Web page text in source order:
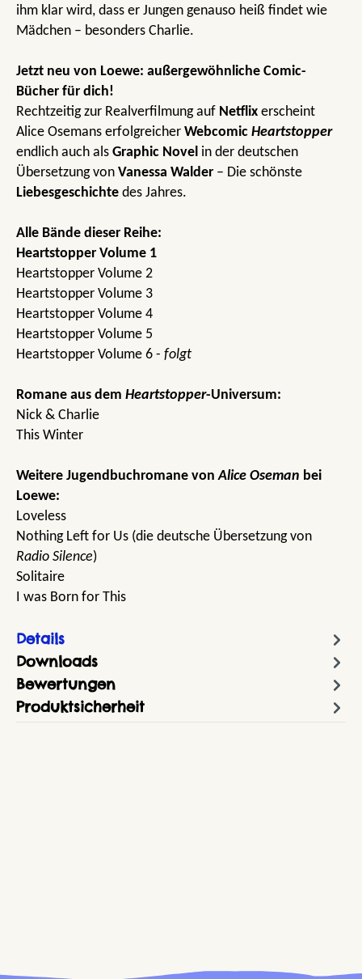
ihm klar wird, dass er Jungen genauso heiß findet wie
Mädchen – besonders Charlie.
Jetzt neu von Loewe: außergewöhnliche Comic-
Bücher für dich!
Rechtzeitig zur Realverfilmung auf Netflix erscheint
Alice Osemans erfolgreicher Webcomic Heartstopper
endlich auch als Graphic Novel in der deutschen
Übersetzung von Vanessa Walder – Die schönste
Liebesgeschichte des Jahres.
Alle Bände dieser Reihe:
Heartstopper Volume 1
Heartstopper Volume 2
Heartstopper Volume 3
Heartstopper Volume 4
Heartstopper Volume 5
Heartstopper Volume 6 - folgt
Romane aus dem Heartstopper-Universum:
Nick & Charlie
This Winter
Weitere Jugendbuchromane vonAlice Oseman bei
Loewe:
Loveless
Nothing Left for Us (die deutsche Übersetzung von
Radio Silence)
Solitaire
I was Born for This
Details
Downloads
Bewertungen
Produktsicherheit